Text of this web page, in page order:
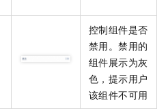
控制组件是否
禁用。禁用的
组件展示为灰
色，提示用户
该组件不可用